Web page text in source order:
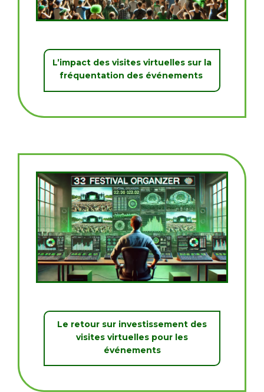
L’impact des visites virtuelles sur la
fréquentation des événements
Le retour sur investissement des
visites virtuelles pour les
événements